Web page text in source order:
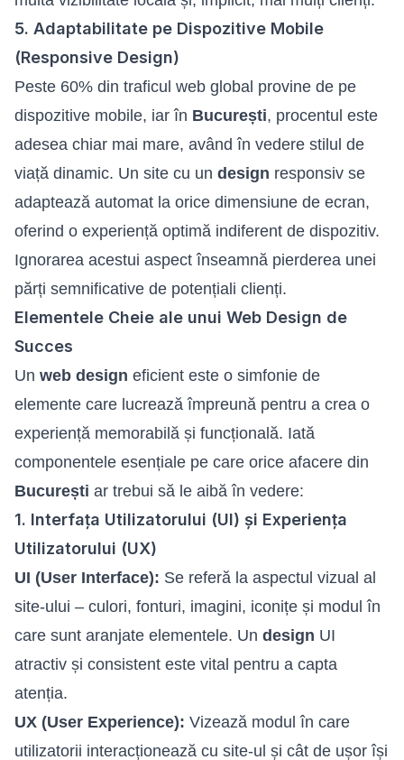
5. Adaptabilitate pe Dispozitive Mobile
(Responsive Design)
Peste 60% din traficul web global provine de pe
dispozitive mobile, iar în București, procentul este
adesea chiar mai mare, având în vedere stilul de
viață dinamic. Un site cu un design responsiv se
adaptează automat la orice dimensiune de ecran,
oferind o experiență optimă indiferent de dispozitiv.
Ignorarea acestui aspect înseamnă pierderea unei
părți semnificative de potențiali clienți.
Elementele Cheie ale unui Web Design de
Succes
Un web design eficient este o simfonie de
elemente care lucrează împreună pentru a crea o
experiență memorabilă și funcțională. Iată
componentele esențiale pe care orice afacere din
București ar trebui să le aibă în vedere:
1. Interfața Utilizatorului (UI) și Experiența
Utilizatorului (UX)
UI (User Interface): Se referă la aspectul vizual al
site-ului – culori, fonturi, imagini, iconițe și modul în
care sunt aranjate elementele. Un design UI
atractiv și consistent este vital pentru a capta
atenția.
UX (User Experience): Vizează modul în care
utilizatorii interacționează cu site-ul și cât de ușor își